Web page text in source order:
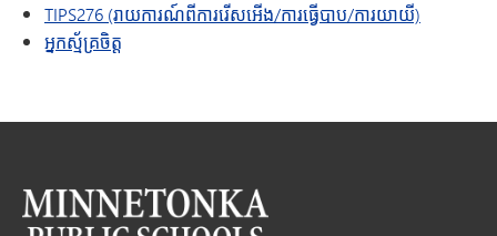
TIPS276 (រាយការណ៍ពីការរើសអើង/ការធ្វើបាប/ការយាយី)
អ្នកស្ម័គ្រចិត្ត